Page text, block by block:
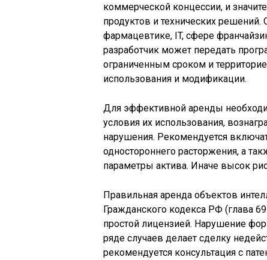
коммерческой концессии, и
продуктов и технических
фармацевтике, IT, сфере
разработчик может передать
ограниченным сроком и
использования и модификации.
Для эффективной аренды
условия их использования,
нарушения. Рекомендуется
одностороннего расторжения, а
параметры актива. Иначе высок
Правильная аренда объектов
Гражданского кодекса РФ (глава
простой лицензией. Нарушение
ряде случаев делает сделку
рекомендуется консультация с